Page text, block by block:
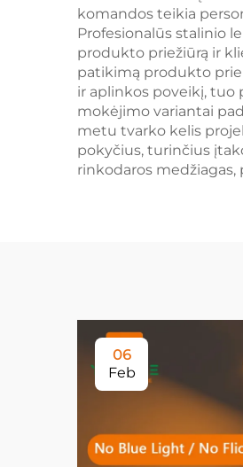
komandos teikia
Profesionalūs stalinio
produkto priežiūrą ir
patikimą produkto
ir aplinkos poveikį, tuo
mokėjimo variantai
metu tvarko kelis
pokyčius, turinčius
rinkodaros
06
Feb